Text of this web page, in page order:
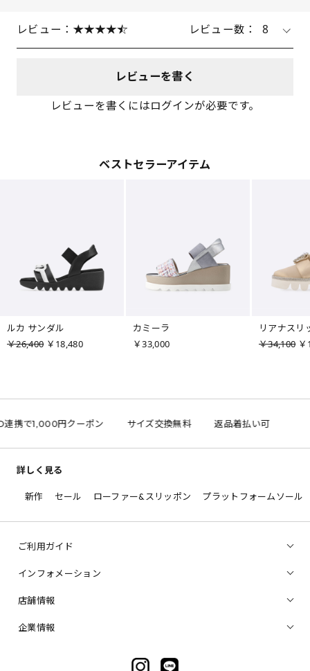
レビュー： レビュー数： 8
レビューを書く
レビューを書くにはログインが必要です。
ベストセラーアイテム
ルカ サンダル
￥26,400 ￥18,480
カミーラ
￥33,000
リアナスリ
￥34,100
で1,000円クーポン サイズ交換無料 返品着払い可
詳しく見る
新作 セール ローファー&スリッポン プラットフォームソール
ご利用ガイド
インフォメーション
店舗情報
企業情報